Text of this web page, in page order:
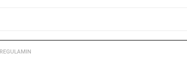
REGULAMIN